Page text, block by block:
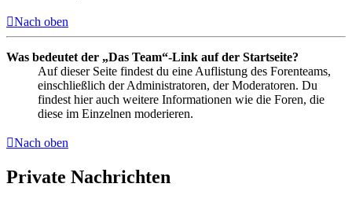
Nach oben
Was bedeutet der „Das Team“-Link auf der Startseite?
Auf dieser Seite findest du eine Auflistung des Forenteams,
einschließlich der Administratoren, der Moderatoren. Du
findest hier auch weitere Informationen wie die Foren, die
diese im Einzelnen moderieren.
Nach oben
Private Nachrichten